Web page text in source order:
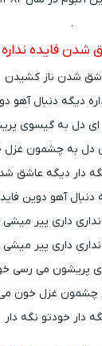
.
فایده نداره
شدن ناز کشیدن
دیگه دنبال آهو
ای دل به گیسوی
دل به چشمون
دار دیگه عاشق
دنبال آهو دوین
داری پیر میشی
داری پیر میشی
پریشون می رسی
چشمون غزل خون
دار خودتو نگه دار